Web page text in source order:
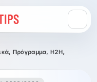
Πρόγραμμα, H2H,